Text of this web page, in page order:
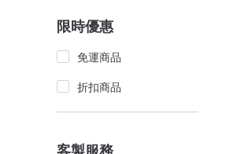
限時優惠
免運商品
折扣商品